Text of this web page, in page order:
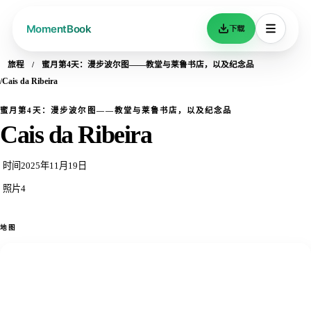
下载
旅程
蜜月第4天：漫步波尔图——教堂与莱鲁书店，以及纪念品
Cais da Ribeira
蜜月第4天：漫步波尔图——教堂与莱鲁书店，以及纪念品
Cais da Ribeira
时间 2025年11月19日
照片4
地图